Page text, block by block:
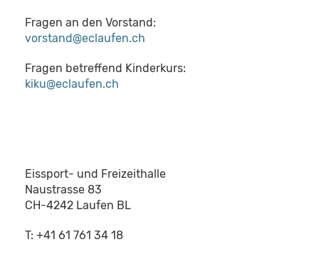
Fragen an den Vorstand:
vorstand@eclaufen.ch
Fragen betreffend Kinderkurs:
kiku@eclaufen.ch
Eissport- und Freizeithalle
Naustrasse 83
CH-4242 Laufen BL
T: +41 61 761 34 18